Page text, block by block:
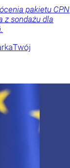
pakietu CPN
z sondażu dla
Twój